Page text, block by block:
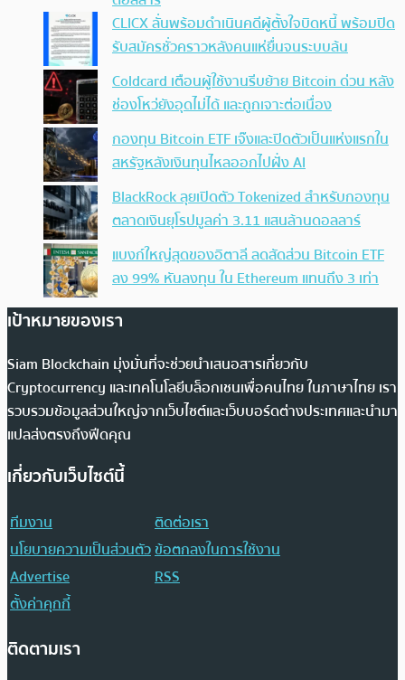
CLICX ลั่นพร้อมดำเนินคดีผู้ตั้งใจบิดหนี้ พร้อมปิด
รับสมัครชั่วคราวหลังคนแห่ยื่นจนระบบล้น
Coldcard เตือนผู้ใช้งานรีบย้าย Bitcoin ด่วน หลัง
ช่องโหว่ยังอุดไม่ได้ และถูกเจาะต่อเนื่อง
กองทุน Bitcoin ETF เจ๊งและปิดตัวเป็นแห่งแรกใน
สหรัฐหลังเงินทุนไหลออกไปฝั่ง AI
BlackRock ลุยเปิดตัว Tokenized สำหรับกองทุน
ตลาดเงินยุโรปมูลค่า 3.11 แสนล้านดอลลาร์
แบงก์ใหญ่สุดของอิตาลี ลดสัดส่วน Bitcoin ETF
ลง 99% หันลงทุน ใน Ethereum แทนถึง 3 เท่า
เป้าหมายของเรา
Siam Blockchain มุ่งมั่นที่จะช่วยนำเสนอสารเกี่ยวกับ
Cryptocurrency และเทคโนโลยีบล็อกเชนเพื่อคนไทย ในภาษาไทย เรา
รวบรวมข้อมูลส่วนใหญ่จากเว็บไซต์และเว็บบอร์ดต่างประเทศและนำมา
แปลส่งตรงถึงฟีดคุณ
เกี่ยวกับเว็บไซต์นี้
ทีมงาน
ติดต่อเรา
นโยบายความเป็นส่วนตัวข้อตกลงในการใช้งาน
Advertise
RSS
ตั้งค่าคุกกี้
ติดตามเรา